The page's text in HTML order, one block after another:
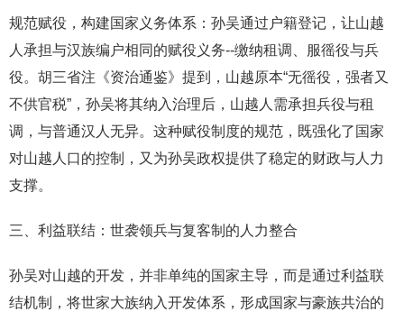
规范赋役，构建国家义务体系：孙吴通过户籍登记，让山越
人承担与汉族编户相同的赋役义务--缴纳租调、服徭役与兵
役。胡三省注《资治通鉴》提到，山越原本“无徭役，强者又
不供官税”，孙吴将其纳入治理后，山越人需承担兵役与租
调，与普通汉人无异。这种赋役制度的规范，既强化了国家
对山越人口的控制，又为孙吴政权提供了稳定的财政与人力
支撑。
三、利益联结：世袭领兵与复客制的人力整合
孙吴对山越的开发，并非单纯的国家主导，而是通过利益联
结机制，将世家大族纳入开发体系，形成国家与豪族共治的